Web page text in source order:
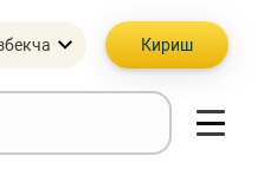
Кириш